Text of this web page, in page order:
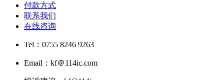
付款方式
联系我们
在线咨询
Tel：0755 8246 9263
Email：kf＠114ic.com